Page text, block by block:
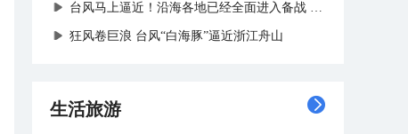
台风马上逼近！沿海各地已经全面进入备战状态
狂风卷巨浪 台风“白海豚”逼近浙江舟山
生活旅游